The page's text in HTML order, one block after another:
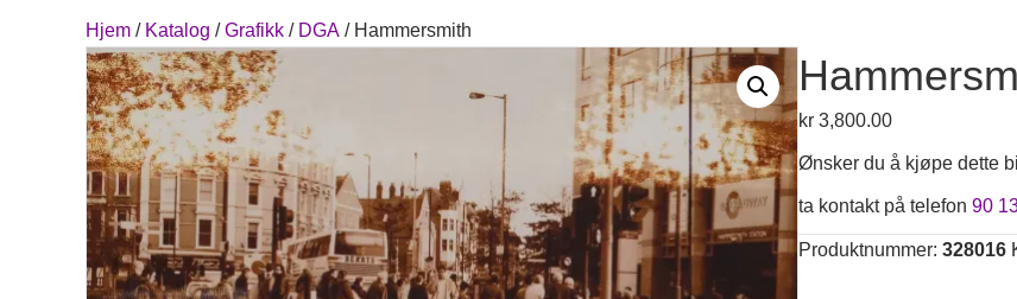
Hjem / Katalog /Grafikk / DGA / Hammersmith
kr 3,800.00
Ønsker du å kjøpe dette
ta kontakt på telefon 90
Produktnummer: 328016